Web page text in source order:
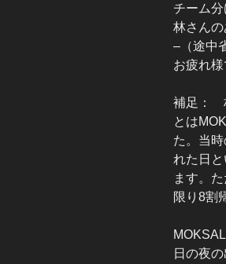
チーム
林さん
–（途中
お疲れ
補足：
とは
た。当
れた日
ます。
限り8割
日の夜